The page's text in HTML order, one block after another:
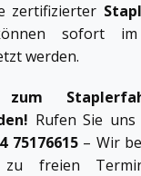
zertifizierter
sofort im
werden.
Rufen Sie
75176615– Wir
zu freien